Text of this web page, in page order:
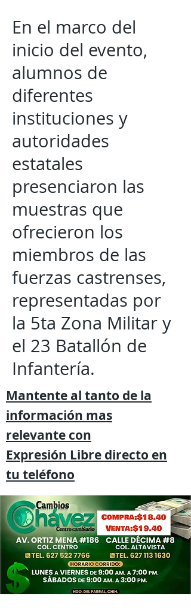
En el marco del
inicio del evento,
alumnos de
diferentes
instituciones y
autoridades
estatales
presenciaron las
muestras que
ofrecieron los
miembros de las
fuerzas castrenses,
representadas por
la 5ta Zona Militar y
el 23 Batallón de
Infantería.
Mantente al tanto de la
información mas
relevante con
Expresión Libre directo en
tu teléfono